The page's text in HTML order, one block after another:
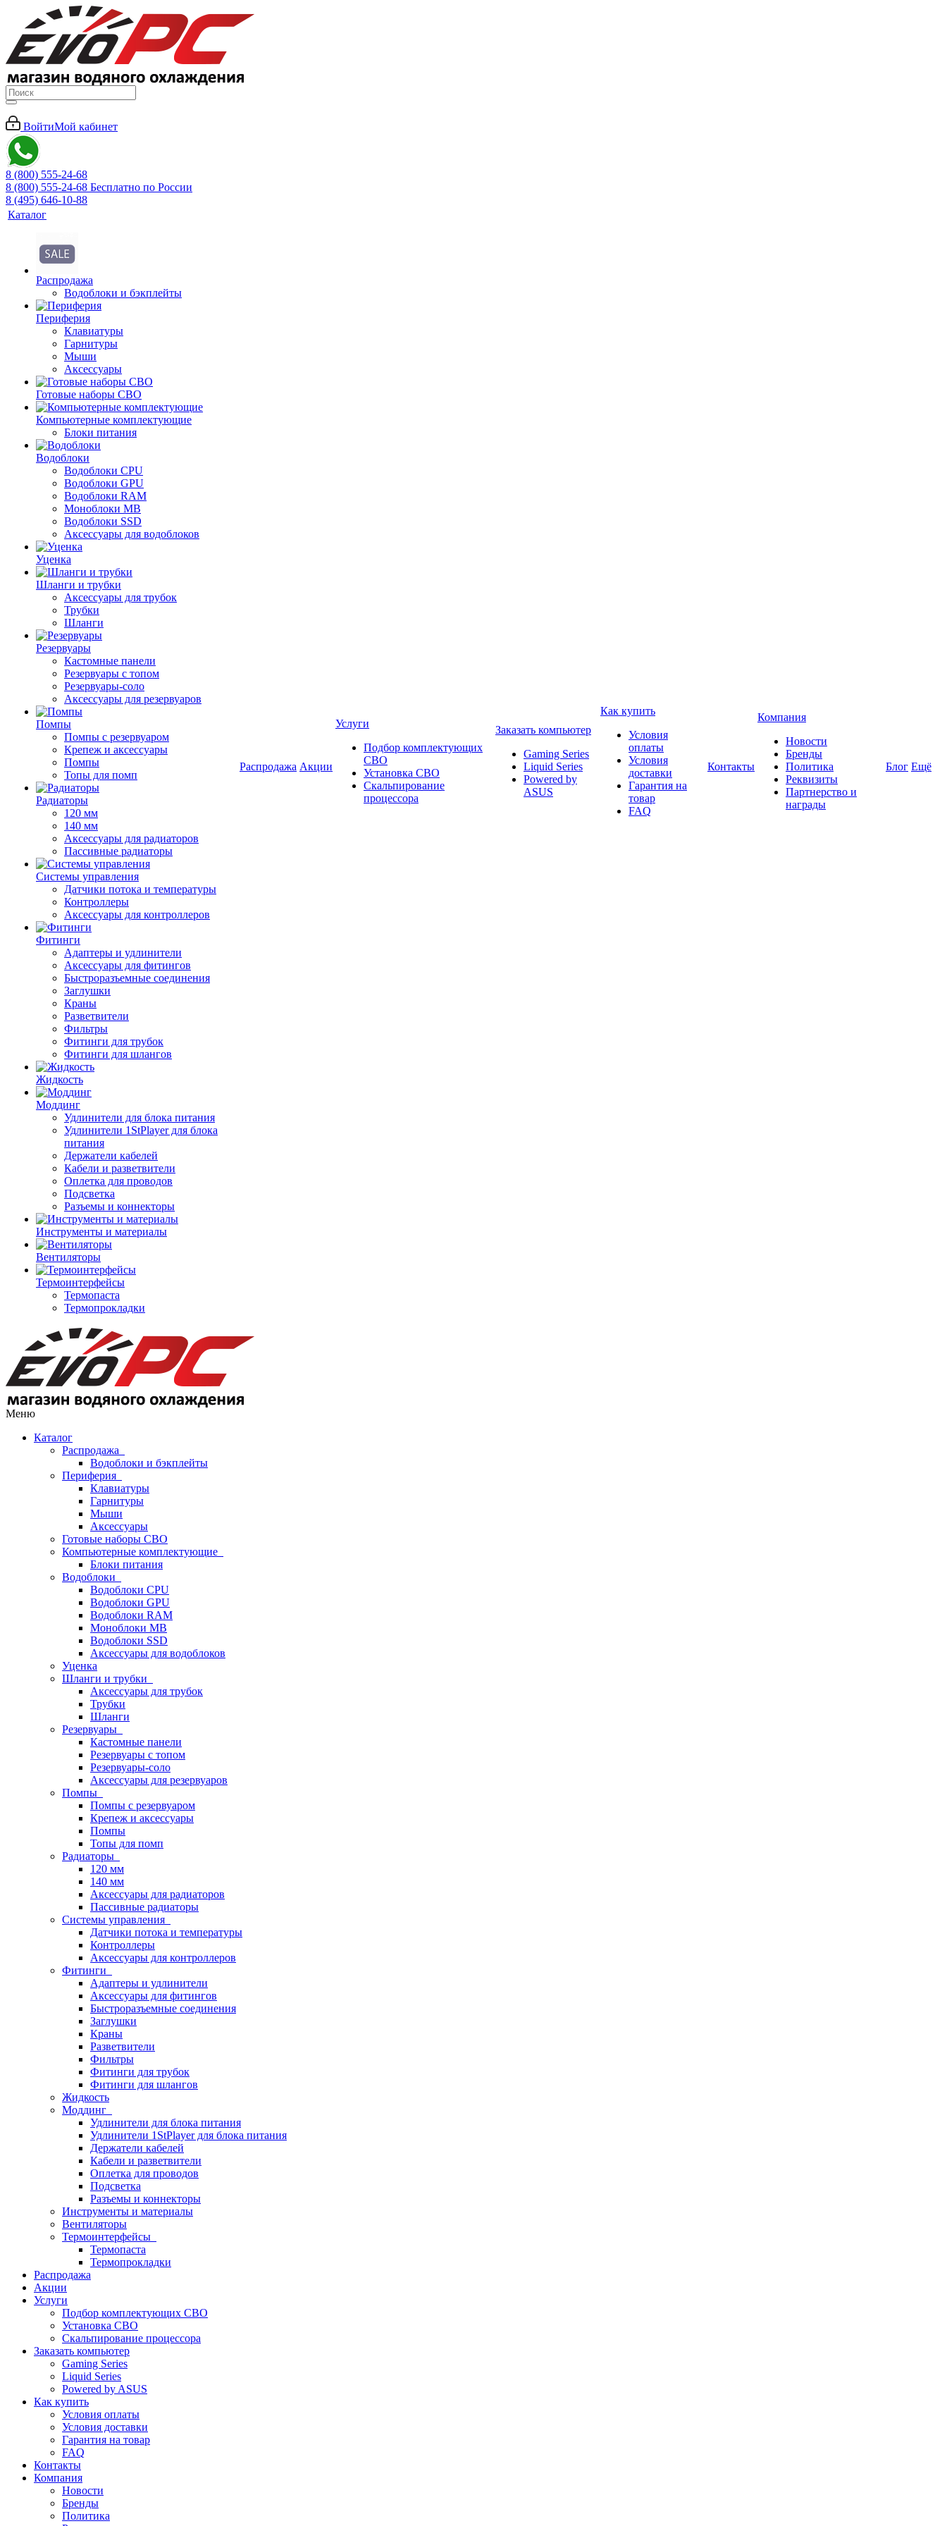
ВойтиМой кабинет
8 (800) 555-24-68
8 (800) 555-24-68 Бесплатно по России
8 (495) 646-10-88
Каталог
Распродажа
Водоблоки и бэкплейты
Периферия
Клавиатуры
Гарнитуры
Мыши
Аксессуары
Готовые наборы СВО
Компьютерные комплектующие
Блоки питания
Водоблоки
Водоблоки CPU
Водоблоки GPU
Водоблоки RAM
Моноблоки MB
Водоблоки SSD
Аксессуары для водоблоков
Уценка
Шланги и трубки
Аксессуары для трубок
Трубки
Шланги
Резервуары
Кастомные панели
Резервуары с топом
Резервуары-соло
Аксессуары для резервуаров
Помпы
Помпы с резервуаром
Крепеж и аксессуары
Помпы
Топы для помп
Радиаторы
120 мм
140 мм
Аксессуары для радиаторов
Пассивные радиаторы
Системы управления
Датчики потока и температуры
Контроллеры
Аксессуары для контроллеров
Фитинги
Адаптеры и удлинители
Аксессуары для фитингов
Быстроразъемные соединения
Заглушки
Краны
Разветвители
Фильтры
Фитинги для трубок
Фитинги для шлангов
Жидкость
Моддинг
Удлинители для блока питания
Удлинители 1StPlayer для блока
питания
Держатели кабелей
Кабели и разветвители
Оплетка для проводов
Подсветка
Разъемы и коннекторы
Инструменты и материалы
Вентиляторы
Термоинтерфейсы
Термопаста
Термопрокладки
Распродажа Акции
Услуги
Подбор комплектующих
СВО
Установка СВО
Скальпирование
процессора
Заказать компьютер
Gaming Series
Liquid Series
Powered by
ASUS
Как купить
Условия
оплаты
Условия
доставки
Гарантия на
товар
FAQ
Контакты
Компания
Новости
Бренды
Политика
Реквизиты
Партнерство и
награды
Блог Ещё
Меню
Каталог
Распродажа
Водоблоки и бэкплейты
Периферия
Клавиатуры
Гарнитуры
Мыши
Аксессуары
Готовые наборы СВО
Компьютерные комплектующие
Блоки питания
Водоблоки
Водоблоки CPU
Водоблоки GPU
Водоблоки RAM
Моноблоки MB
Водоблоки SSD
Аксессуары для водоблоков
Уценка
Шланги и трубки
Аксессуары для трубок
Трубки
Шланги
Резервуары
Кастомные панели
Резервуары с топом
Резервуары-соло
Аксессуары для резервуаров
Помпы
Помпы с резервуаром
Крепеж и аксессуары
Помпы
Топы для помп
Радиаторы
120 мм
140 мм
Аксессуары для радиаторов
Пассивные радиаторы
Системы управления
Датчики потока и температуры
Контроллеры
Аксессуары для контроллеров
Фитинги
Адаптеры и удлинители
Аксессуары для фитингов
Быстроразъемные соединения
Заглушки
Краны
Разветвители
Фильтры
Фитинги для трубок
Фитинги для шлангов
Жидкость
Моддинг
Удлинители для блока питания
Удлинители 1StPlayer для блока питания
Держатели кабелей
Кабели и разветвители
Оплетка для проводов
Подсветка
Разъемы и коннекторы
Инструменты и материалы
Вентиляторы
Термоинтерфейсы
Термопаста
Термопрокладки
Распродажа
Акции
Услуги
Подбор комплектующих СВО
Установка СВО
Скальпирование процессора
Заказать компьютер
Gaming Series
Liquid Series
Powered by ASUS
Как купить
Условия оплаты
Условия доставки
Гарантия на товар
FAQ
Контакты
Компания
Новости
Бренды
Политика